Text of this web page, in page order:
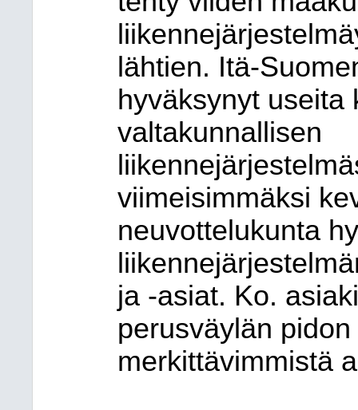
lähtien. Itä-
hyväksynyt useita
valtakunnallisen
viimeisimmäksi
neuvottelukunta
ja -asiat. Ko.
perusväylän
merkittävimmistä